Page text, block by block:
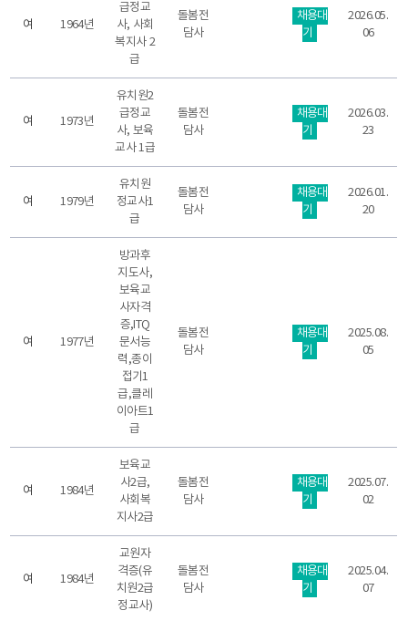
여 1964년
급정교
사, 사회
복지사 2
급
돌봄전
담사
채용대
기
2026.05.
06
여 1973년
유치원2
급정교
사, 보육
교사 1급
돌봄전
담사
채용대
기
2026.03.
23
여 1979년
유치원
정교사1
급
돌봄전
담사
채용대
기
2026.01.
20
여 1977년
방과후
지도사,
보육교
사자격
증,ITQ
문서능
력,종이
접기1
급,클레
이아트1
급
돌봄전
담사
채용대
기
2025.08.
05
여 1984년
보육교
사2급,
사회복
지사2급
돌봄전
담사
채용대
기
2025.07.
02
여 1984년
교원자
격증(유
치원2급
정교사)
돌봄전
담사
채용대
기
2025.04.
07